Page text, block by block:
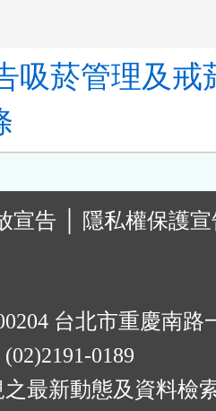
吸菸管理及戒
宣告
隱私權保護
台北市重慶南路
0189
最新動態及資料檢